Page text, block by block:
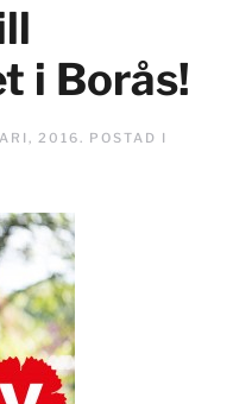
i Borås!
2016. POSTAD I